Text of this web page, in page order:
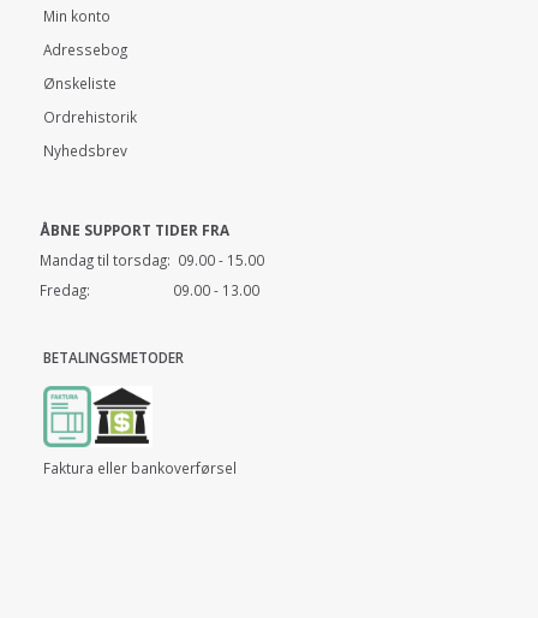
Min konto
Adressebog
Ønskeliste
Ordrehistorik
Nyhedsbrev
ÅBNE SUPPORT TIDER FRA
Mandag til torsdag: 09.00 - 15.00
Fredag: 09.00 - 13.00
BETALINGSMETODER
Faktura eller bankoverførsel